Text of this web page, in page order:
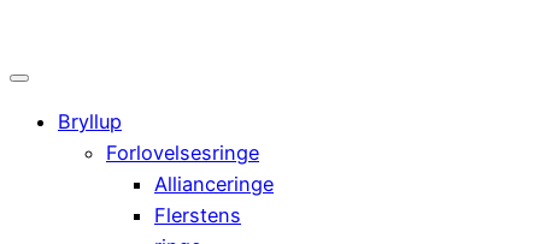
Bryllup
Forlovelsesringe
Allianceringe
Flerstens